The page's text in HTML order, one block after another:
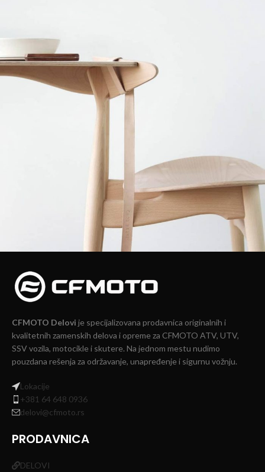
Furniture
A lacus bibendum pulvinar
CFMOTO Delovi je specijalizovana prodavnica originalnih i
kvalitetnih zamenskih delova i opreme za CFMOTO ATV, UTV,
SSV vozila, motocikle i skutere. Na jednom mestu nudimo
pouzdana rešenja za održavanje, unapređenje i sigurnu vožnju.
Lokacije
+381 64 648 0936
delovi@cfmoto.rs
PRODAVNICA
DELOVI